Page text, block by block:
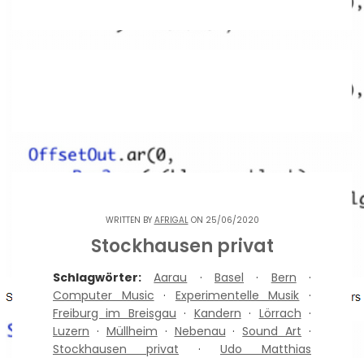
WRITTEN BY AFRIGALON 25/06/2020
Stockhausen privat
Schlagwörter: Aarau ·Basel · Bern ·
Computer Music · Experimentelle Musik ·
Freiburg im Breisgau · Kandern · Lörrach ·
Luzern · Müllheim · Nebenau ·Sound Art ·
Stockhausen privat · Udo Matthias